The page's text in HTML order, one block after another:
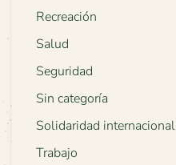
Recreación
Salud
Seguridad
Sin categoría
Solidaridad internacional
Trabajo